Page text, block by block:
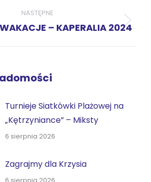
NASTĘPNE
Następny
– KAPERALIA 2024
Turnieje Siatkówki Plażowej na
„Kętrzyniance” – Miksty
6 sierpnia 2026
Zagrajmy dla Krzysia